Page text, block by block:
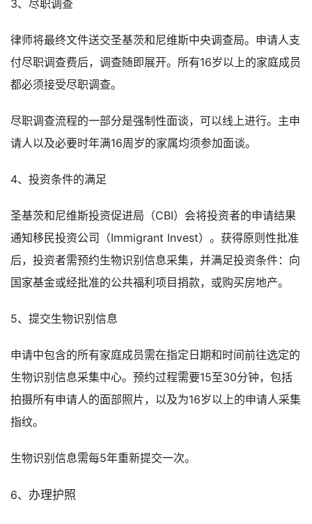
3、尽职调查
律师将最终文件送交圣基茨和尼维斯中央调查局。申请人支
付尽职调查费后，调查随即展开。所有16岁以上的家庭成员
都必须接受尽职调查。
尽职调查流程的一部分是强制性面谈，可以线上进行。主申
请人以及必要时年满16周岁的家属均须参加面谈。
4、投资条件的满足
圣基茨和尼维斯投资促进局（CBI）会将投资者的申请结果
通知移民投资公司（Immigrant Invest）。获得原则性批准
后，投资者需预约生物识别信息采集，并满足投资条件：向
国家基金或经批准的公共福利项目捐款，或购买房地产。
5、提交生物识别信息
申请中包含的所有家庭成员需在指定日期和时间前往选定的
生物识别信息采集中心。预约过程需要15至30分钟，包括
拍摄所有申请人的面部照片，以及为16岁以上的申请人采集
指纹。
生物识别信息需每5年重新提交一次。
6、 办理护照